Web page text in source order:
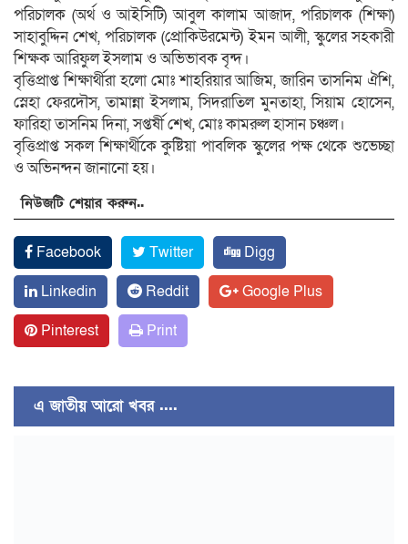
পরিচালক (অর্থ ও আইসিটি) আবুল কালাম আজাদ, পরিচালক (শিক্ষা)
সাহাবুদ্দিন শেখ, পরিচালক (প্রোকিউরমেন্ট) ইমন আলী, স্কুলের সহকারী
শিক্ষক আরিফুল ইসলাম ও অভিভাবক বৃন্দ।
বৃত্তিপ্রাপ্ত শিক্ষার্থীরা হলো মোঃ শাহরিয়ার আজিম, জারিন তাসনিম ঐশি,
স্নেহা ফেরদৌস, তামান্না ইসলাম, সিদরাতিল মুনতাহা, সিয়াম হোসেন,
ফারিহা তাসনিম দিনা, সপ্তর্ষী শেখ, মোঃ কামরুল হাসান চঞ্চল।
বৃত্তিপ্রাপ্ত সকল শিক্ষার্থীকে কুষ্টিয়া পাবলিক স্কুলের পক্ষ থেকে শুভেচ্ছা
ও অভিনন্দন জানানো হয়।
নিউজটি শেয়ার করুন..
Facebook Twitter
Digg
Linkedin
Reddit
Google Plus
Pinterest
Print
এ জাতীয় আরো খবর ....